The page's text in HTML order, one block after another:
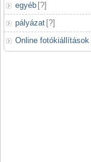
egyéb [?]
pályázat [?]
Online fotókiállítások